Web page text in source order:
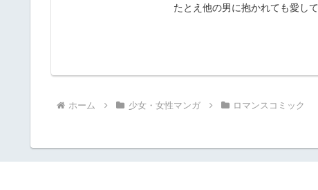
たとえ他の男に抱かれても愛し
ホーム 少女・女性マンガ ロマンスコミック